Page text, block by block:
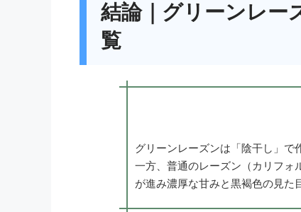
結論｜グリーンレー
覧
グリーンレーズンは「陰干し」で
一方、普通のレーズン（カリフォ
が進み濃厚な甘みと黒褐色の見た